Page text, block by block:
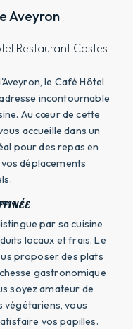
Aveyron
Restaurant Costes
le Café Hôtel
incontournable
Au cœur de cette
accueille dans un
pour des repas en
déplacements
par sa cuisine
locaux et frais. Le
proposer des plats
gastronomique
soyez amateur de
végétariens, vous
vos papilles.